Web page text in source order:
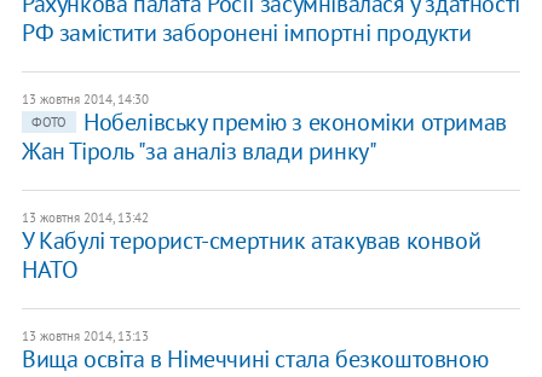
РФ замістити заборонені імпортні продукти
13 жовтня 2014, 14:30
ФОТО
Нобелівську премію з економіки отримав
Жан ​​Тіроль "за аналіз влади ринку"
13 жовтня 2014, 13:42
У Кабулі терорист-смертник атакував конвой
НАТО
13 жовтня 2014, 13:13
Вища освіта в Німеччині стала безкоштовною